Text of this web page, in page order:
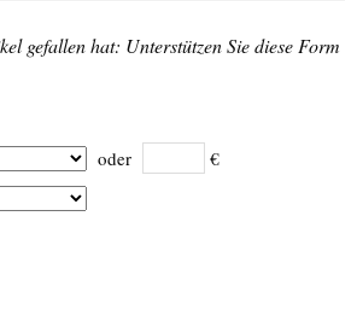
gefallen hat: Unterstützen Sie diese Form
oder €